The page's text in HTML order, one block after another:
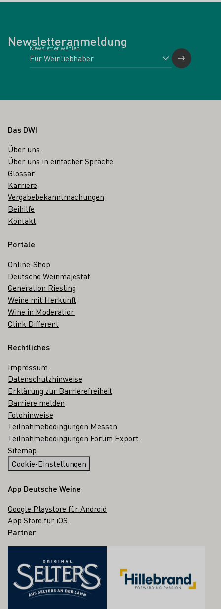
Newsletteranmeldung
Newsletter wählen
Fußbereich
Das DWI
Über uns
Über uns in einfacher Sprache
Glossar
Karriere
Vergabebekanntmachungen
Beihilfe
Kontakt
Portale
Online-Shop
Deutsche Weinmajestät
Generation Riesling
Weine mit Herkunft
Wine in Moderation
Clink Different
Rechtliches
Impressum
Datenschutzhinweise
Erklärung zur Barrierefreiheit
Barriere melden
Fotohinweise
Teilnahmebedingungen Messen
Teilnahmebedingungen Forum Export
Sitemap
Cookie-Einstellungen
App Deutsche Weine
Google Playstore für Android
App Store für iOS
Partner